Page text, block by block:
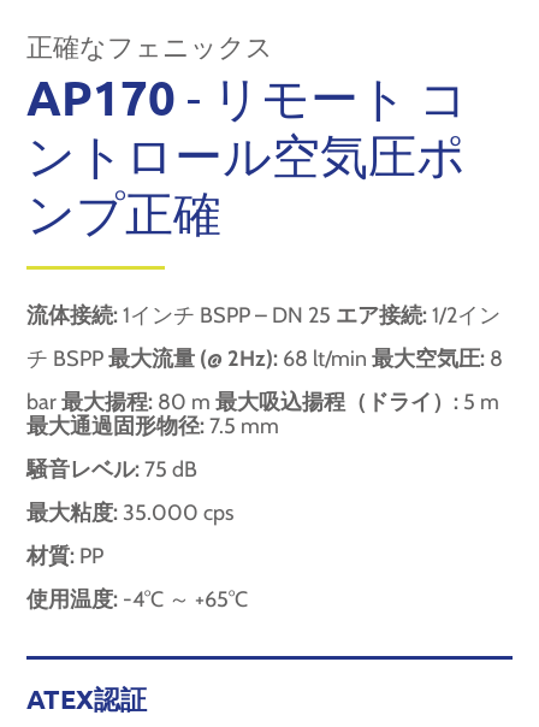
正確なフェニックス
AP170 - リモート コ
ントロール空気圧ポ
ンプ正確
流体接続:1インチ BSPP – DN 25 エア接続:1/2イン
チ BSPP最大流量 (@ 2Hz): 68 lt/min最大空気圧: 8
bar最大揚程: 80 m最大吸込揚程（ドライ）: 5 m
最大通過固形物径:7.5 mm
騒音レベル:75 dB
最大粘度: 35.000 cps
材質: PP
使用温度: -4°C ～ +65°C
ATEX認証